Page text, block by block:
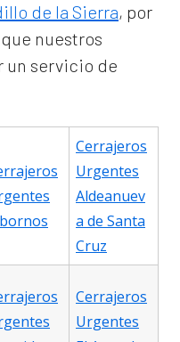
de la Sierra, por
nuestros
un servicio de
Cerrajeros
Urgentes
Aldeanuev
a de Santa
Cruz
Cerrajeros
Urgentes